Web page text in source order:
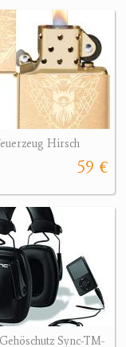
Hirsch
59 €
Sync-TM-